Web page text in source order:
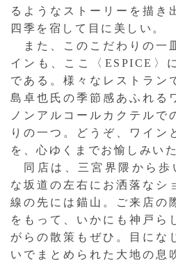
るようなストーリーを描き
四季を宿して目に美しい。
また、このこだわりの一
インも、ここ〈ESPICE〉
である。様々なレストラン
島卓也氏の季節感あふれる
ノンアルコールカクテルで
りの一つ。どうぞ、ワイン
を、心ゆくまでお愉しみい
同店は、三宮界隈から歩
な坂道の左右にお洒落なシ
線の先には錨山。ご来店の
をもって、いかにも神戸ら
がらの散策もぜひ。目にな
いでまとめられた大地の息